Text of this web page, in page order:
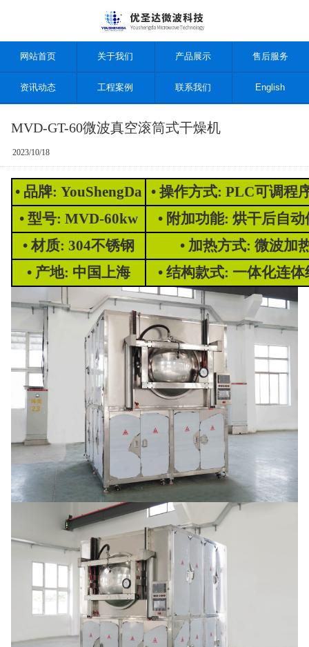
网站首页 关于我们 产品展示 售后服务
资讯动态 工程案例 联系我们 English
MVD-GT-60微波真空滚筒式干燥机
2023/10/18
• 品牌: YouShengDa
• 操作方式: PLC可调程
• 型号: MVD-60kw
• 附加功能: 烘干后自动
• 材质: 304不锈钢
• 加热方式: 微波加
• 产地: 中国上海
• 结构款式: 一体化连体